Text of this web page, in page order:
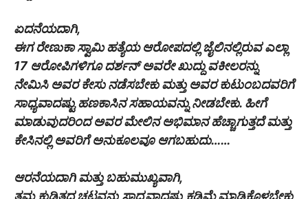
ಏದನೆಯದಾಗಿ,
ಈಗ ರೇಣುಕಾ ಸ್ವಾಮಿ ಹತ್ಯೆಯ ಆರೋಪದಲ್ಲಿ ಜೈಲಿನಲ್ಲಿರುವ ಎಲ್ಲಾ
17 ಆರೋಪಿಗಳಿಗೂ ದರ್ಶನ್ ಅವರೇ ಖುದ್ದು ವಕೀಲರನ್ನು
ನೇಮಿಸಿ ಅವರ ಕೇಸು ನಡೆಸಬೇಕು ಮತ್ತು ಅವರ ಕುಟುಂಬದವರಿಗೆ
ಸಾಧ್ಯವಾದಷ್ಟು ಹಣಕಾಸಿನ ಸಹಾಯವನ್ನು ನೀಡಬೇಕು. ಹೀಗೆ
ಮಾಡುವುದರಿಂದ ಅವರ ಮೇಲಿನ ಅಭಿಮಾನ ಹೆಚ್ಚಾಗುತ್ತದೆ ಮತ್ತು
ಕೇಸಿನಲ್ಲಿ ಅವರಿಗೆ ಅನುಕೂಲವೂ ಆಗಬಹುದು……
ಆರನೆಯದಾಗಿ ಮತ್ತು ಬಹುಮುಖ್ಯವಾಗಿ,